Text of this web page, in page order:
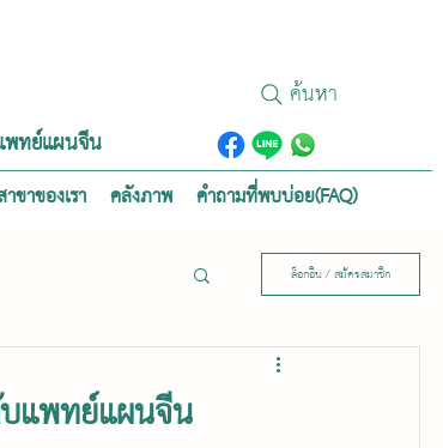
พทย์แผนจีน
ค้นหา
ขาของเรา คลังภาพ คำถามที่พบบ่อย(FAQ)
ล็อกอิน / สมัครสมาชิก
แพทย์แผนจีน